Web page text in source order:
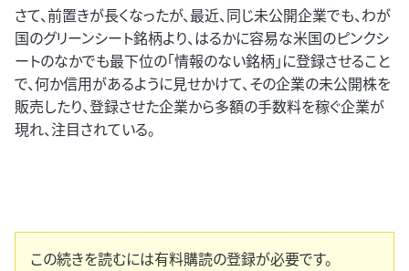
さて、前置きが長くなったが、最近、同じ未公開企業でも、わが
国のグリーンシート銘柄より、はるかに容易な米国のピンクシ
ートのなかでも最下位の「情報のない銘柄」に登録させること
で、何か信用があるように見せかけて、その企業の未公開株を
販売したり、登録させた企業から多額の手数料を稼ぐ企業が
現れ、注目されている。
この続きを読むには有料購読の登録が必要です。